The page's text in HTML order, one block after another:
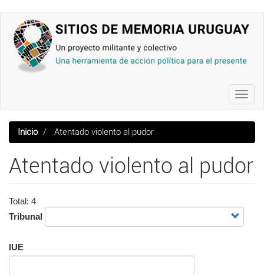
contenido
principal
Inicio Atentado violento al pudor
Atentado violento al pudor
Total: 4
Tribunal
IUE